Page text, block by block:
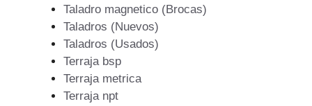
Taladro magnetico (Brocas)
Taladros (Nuevos)
Taladros (Usados)
Terraja bsp
Terraja metrica
Terraja npt